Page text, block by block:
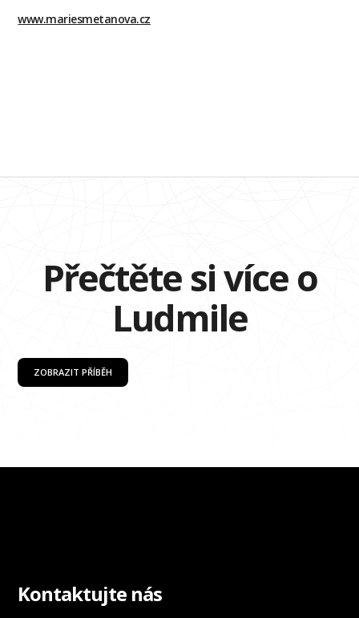
www.mariesmetanova.cz
Přečtěte si více o
Ludmile
ZOBRAZIT PŘÍBĚH
Kontaktujte nás